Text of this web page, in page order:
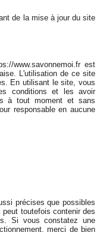
de la mise à jour du site
www.savonnemoi.fr est
L'utilisation de ce site
En utilisant le site, vous
conditions et les avoir
à tout moment et sans
responsable en aucune
précises que possibles
toutefois contenir des
Si vous constatez une
merci de bien